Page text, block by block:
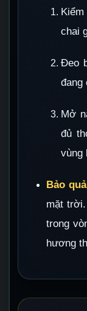
chai
Đeo
đang
Mở
đủ
vùng
Bảo
mặt
trong
hương